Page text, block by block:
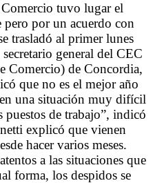
tuvo lugar el
pero por un acuerdo con
trasladó al primer lunes
general del CEC
Comercio) de Concordia,
que no es el mejor año
una situación muy difícil
de trabajo”, indicó
explicó que vienen
hacer varios meses.
a las situaciones que
forma, los despidos se